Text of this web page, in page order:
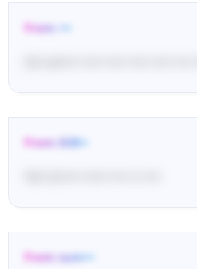
From: •••
im• ve••••• ••••• ••••• ••••• ••••• ••••
From: 628••
From: sum•••